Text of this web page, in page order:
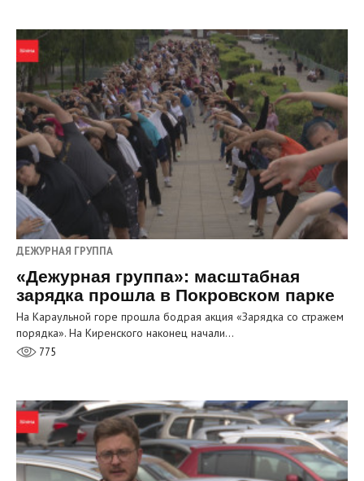
ДЕЖУРНАЯ ГРУППА
«Дежурная группа»: масштабная
зарядка прошла в Покровском парке
На Караульной горе прошла бодрая акция «Зарядка со стражем
порядка». На Киренского наконец начали…
775